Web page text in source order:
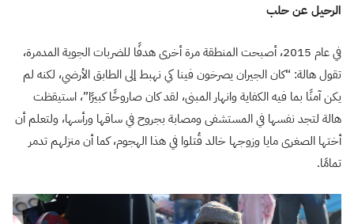
الرحيل عن حلب
في عام 2015، أصبحت المنطقة مرة أخرى هدفًا للضربات الجوية المدمرة،
تقول هالة: “كان الجيران يصرخون فينا كي نهبط إلى الطابق الأرضي، لكنه لم
يكن آمنًا بما فيه الكفاية وانهار المبنى، لقد كان صاروخًا كبيرًا”، استيقظت
هالة لتجد نفسها في المستشفى ومصابة بجروح في ساقها ورأسها، ولتعلم أن
أختها الصغرى مايا وزوجها خالد قُتلوا في هذا الهجوم، كما أن منزلهم تدمر
تمامًا.